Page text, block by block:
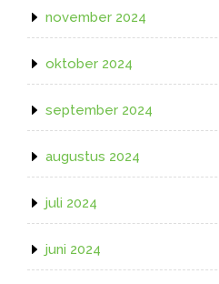
november 2024
oktober 2024
september 2024
augustus 2024
juli 2024
juni 2024